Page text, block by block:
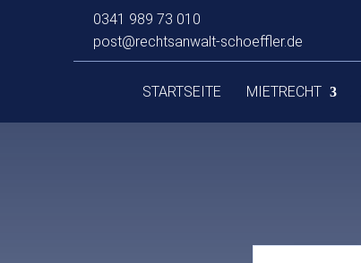
0341 989 73 010
post@rechtsanwalt-schoeffler.de
STARTSEITE MIETRECHT